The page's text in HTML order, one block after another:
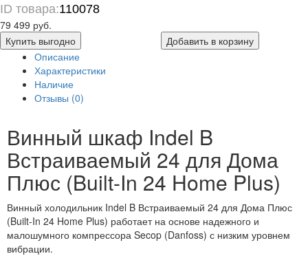
ID товара:110078
79 499 руб.
Купить выгодно
Добавить в корзину
Описание
Характеристики
Наличие
Отзывы (0)
Винный шкаф Indel B
Встраиваемый 24 для Дома
Плюс (Built-In 24 Home Plus)
Винный холодильник Indel B Встраиваемый 24 для Дома Плюс
(Built-In 24 Home Plus) работает на основе надежного и
малошумного компрессора Secop (Danfoss) с низким уровнем
вибрации.